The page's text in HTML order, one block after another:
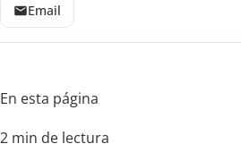
Email
En esta página
2 min de lectura